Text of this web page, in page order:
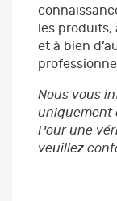
les produits,
et à bien
Nous vous
uniquement
Pour une
veuillez